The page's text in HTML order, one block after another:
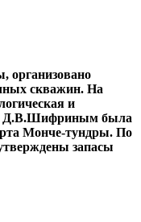
организовано
скважин. На
и
Д.В.Шифриным была
Монче-тундры. По
запасы